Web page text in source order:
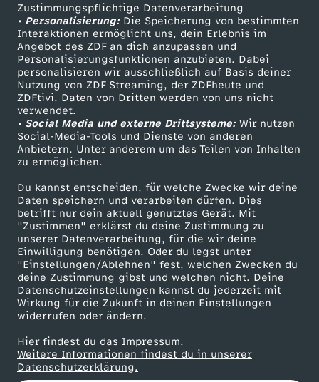
Zustimmungspflichtige Datenverarbeitung
• Personalisierung:Die Speicherung von bestimmten
Interaktionen ermöglicht uns, dein Erlebnis im
Angebot des ZDF an dich anzupassen und
Personalisierungsfunktionen anzubieten. Dabei
personalisieren wir ausschließlich auf Basis deiner
Nutzung von ZDF Streaming, der ZDFheute und
ZDFtivi. Daten von Dritten werden von uns nicht
verwendet.
• Social Media und externe Drittsysteme:Wir nutzen
Social-Media-Tools und Dienste von anderen
Anbietern. Unter anderem um das Teilen von Inhalten
zu ermöglichen.
Du kannst entscheiden, für welche Zwecke wir deine
Daten speichern und verarbeiten dürfen. Dies
betrifft nur dein aktuell genutztes Gerät. Mit
"Zustimmen" erklärst du deine Zustimmung zu
unserer Datenverarbeitung, für die wir deine
Einwilligung benötigen. Oder du legst unter
"Einstellungen/Ablehnen" fest, welchen Zwecken du
deine Zustimmung gibst und welchen nicht. Deine
Datenschutzeinstellungen kannst du jederzeit mit
Wirkung für die Zukunft in deinen Einstellungen
widerrufen oder ändern.
Hier findest du das Impressum.
Weitere Informationen findest du in unserer
Datenschutzerklärung.
n
d
u
n
g
v
o
m
1
0
.
Livestreams
Sendungen A-Z
TV-Programm
Zuschauerservice
Hilfe
ZDF Unternehmen
Karriere
ZDF goes Schule
Werbefernsehen
Mainzelmännchen
Partner